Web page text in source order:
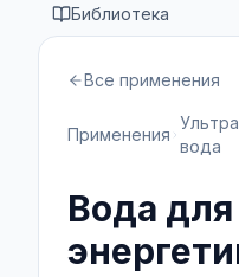
Библиотека
Все применения
Применения
вода
Вода